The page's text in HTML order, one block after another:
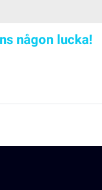
någon lucka!